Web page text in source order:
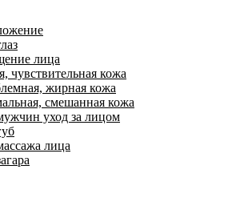
лица
чувствительная кожа
жирная кожа
смешанная кожа
уход за лицом
лица